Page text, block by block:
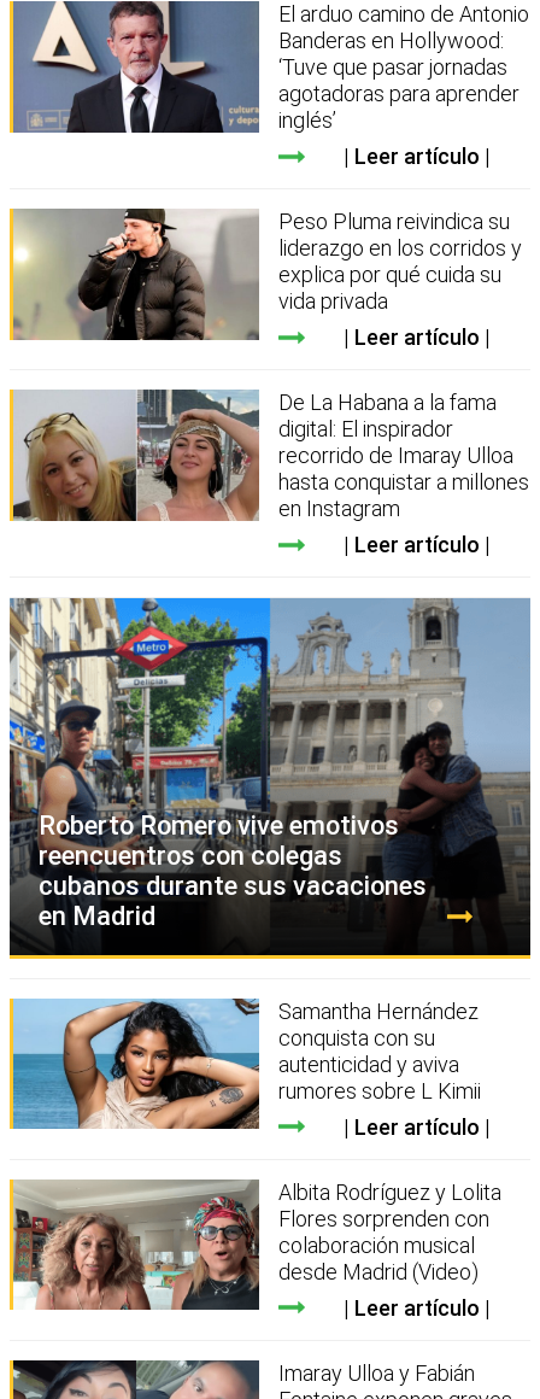
El arduo camino de Antonio
Banderas en Hollywood:
‘Tuve que pasar jornadas
agotadoras para aprender
inglés’
Leer artículo
Peso Pluma reivindica su
liderazgo en los corridos y
explica por qué cuida su
vida privada
Leer artículo
De La Habana a la fama
digital: El inspirador
recorrido de Imaray Ulloa
hasta conquistar a millones
en Instagram
Leer artículo
Roberto Romero vive emotivos
reencuentros con colegas
cubanos durante sus vacaciones
en Madrid
Samantha Hernández
conquista con su
autenticidad y aviva
rumores sobre L Kimii
Leer artículo
Albita Rodríguez y Lolita
Flores sorprenden con
colaboración musical
desde Madrid (Video)
Leer artículo
Imaray Ulloa y Fabián